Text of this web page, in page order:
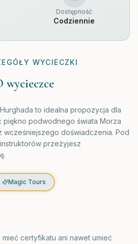
Dostępność
Codziennie
WYCIECZKI
wycieczce
to idealna propozycja dla
podwodnego świata Morza
wcześniejszego doświadczenia. Pod
przeżyjesz
Magic Tours
certyfikatu ani nawet umieć